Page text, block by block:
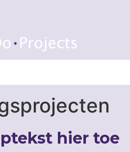
hier toe